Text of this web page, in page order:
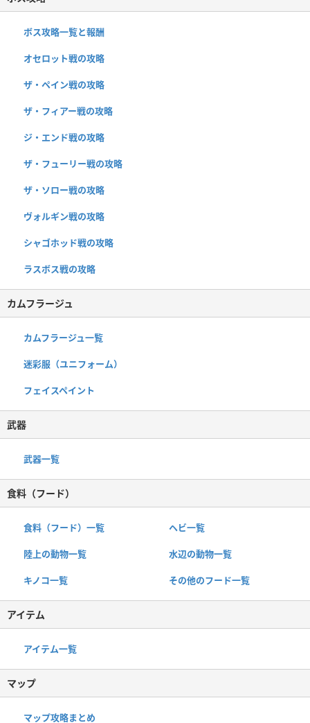
ボス攻略一覧と報酬
オセロット戦の攻略
ザ・ペイン戦の攻略
ザ・フィアー戦の攻略
ジ・エンド戦の攻略
ザ・フューリー戦の攻略
ザ・ソロー戦の攻略
ヴォルギン戦の攻略
シャゴホッド戦の攻略
ラスボス戦の攻略
カムフラージュ
カムフラージュ一覧
迷彩服（ユニフォーム）
フェイスペイント
武器
武器一覧
食料（フード）
食料（フード）一覧 ヘビ一覧
陸上の動物一覧 水辺の動物一覧
キノコ一覧 その他のフード一覧
アイテム
アイテム一覧
マップ
マップ攻略まとめ